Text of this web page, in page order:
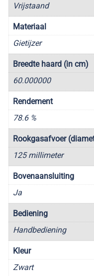
Vrijstaand
Materiaal
Gietijzer
Breedte haard (in cm)
60.000000
Rendement
78.6 %
Rookgasafvoer
125 millimeter
Bovenaansluiting
Ja
Bediening
Handbediening
Kleur
Zwart